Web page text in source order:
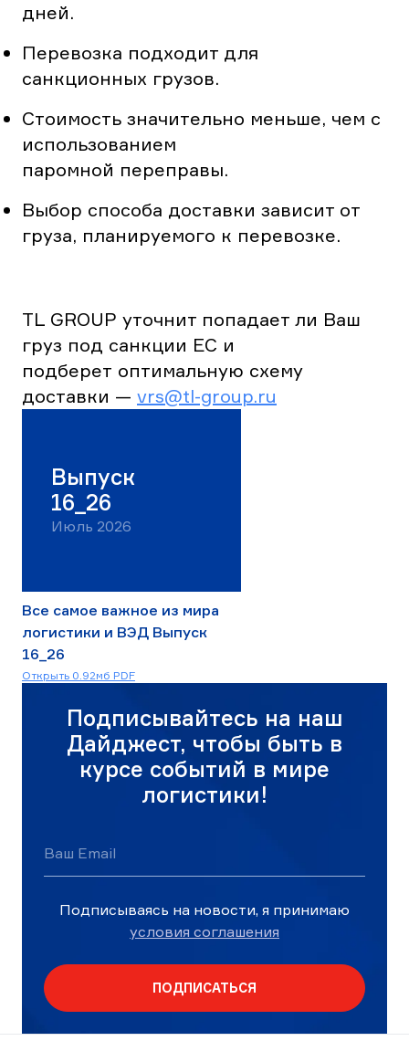
дней.
Перевозка подходит для
санкционных грузов.
Стоимость значительно меньше, чем с
использованием
паромной переправы.
Выбор способа доставки зависит от
груза, планируемого к перевозке.
TL GROUP уточнит попадает ли Ваш
груз под санкции ЕС и
подберет оптимальную схему
доставки — vrs@tl-group.ru
Выпуск
16_26
Июль 2026
Все самое важное из мира
логистики и ВЭД Выпуск
16_26
Скачать
Открыть 0.92мб PDF
Подписывайтесь на наш
Дайджест, чтобы быть в
курсе событий в мире
логистики!
Ваш Email
Подписываясь на новости, я принимаю
условия соглашения
ПОДПИСАТЬСЯ